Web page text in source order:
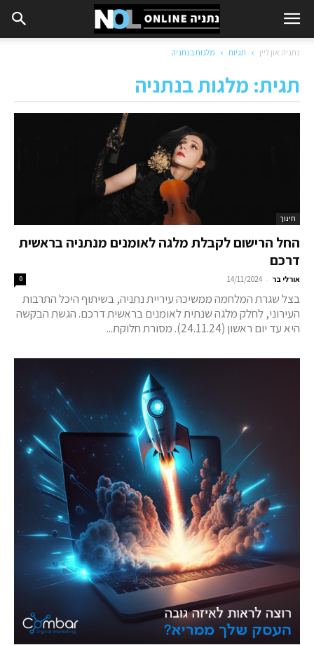
נתניה און ליין תגיות מלגות בנתניה
תגית: מלגות בנתניה
חינוך
החל הרישום לקבלת מלגה לאומנים מנתניה בראשית
דרכם
אורלי בר -
14/11/2024
0
בצל שגרת המלחמה ממשיכה עיריית נתניה, בשיתוף היכל התרבות
העירוני, לחלק מלגה שנתית לאומנים בראשית דרכם. הגשת הבקשה
היא עד יום ראשון (24.11.24). מסורת חלוקת...